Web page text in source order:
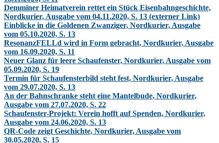
Demminer Heimatverein rettet ein Stück Eisenbahngeschichte,
Nordkurier, Ausgabe vom 04.11.2020, S. 13 (externer Link)
Einblicke in die Goldenen Zwanziger, Nordkurier, Ausgabe
vom 05.10.2020, S. 13
ResonanzFELLd wird in Form gebracht, Nordkurier, Ausgabe
vom 16.09.2020, S. 11
Neuer Glanz für leere Schaufenster, Nordkurier, Ausgabe vom
05.09.2020, S. 19
Termin für Schaufensterbild steht fest, Nordkurier, Ausgabe
vom 29.07.2020, S. 13
An der Bahnschranke steht eine Mantelbude, Nordkurier,
Ausgabe vom 27.07.2020, S. 22
Schaufenster-Projekt: Verein hofft auf Spenden, Nordkurier,
Ausgabe vom 24.06.2020, S. 13
QR-Code zeigt Geschichte, Nordkurier, Ausgabe vom
30.05.2020, S. 15